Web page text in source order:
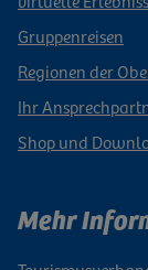
Gruppenreisen
Regionen der
Ihr
Shop und
Mehr